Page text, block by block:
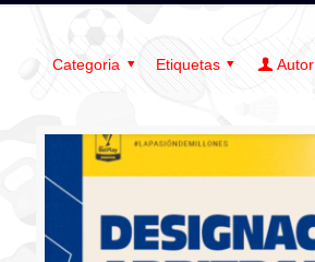
Categoria Etiquetas Autor